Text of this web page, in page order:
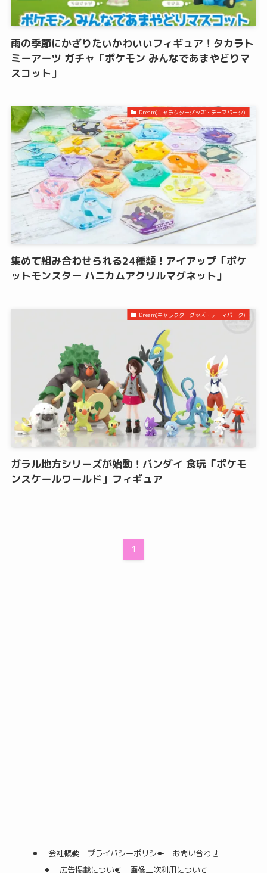
雨の季節にかざりたいかわいいフィギュア！タカラト
ミーアーツ ガチャ「ポケモン みんなであまやどりマ
スコット」
Dream(キャラクターグッズ・テーマパーク)
集めて組み合わせられる24種類！アイアップ「ポケ
ットモンスター ハニカムアクリルマグネット」
Dream(キャラクターグッズ・テーマパーク)
ガラル地方シリーズが始動！バンダイ 食玩「ポケモ
ンスケールワールド」フィギュア
1
会社概要 プライバシーポリシー
お問い合わせ
広告掲載について
画像二次利用について